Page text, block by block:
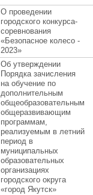
О проведении
городского конкурса-
соревнования
«Безопасное колесо -
2023»
Об утверждении
Порядка зачисления
на обучение по
дополнительным
общеобразовательным
общеразвивающим
программам,
реализуемым в летний
период в
муниципальных
образовательных
организациях
городского округа
«город Якутск»